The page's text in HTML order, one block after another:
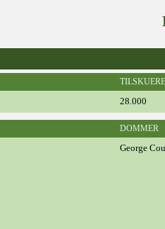
TILSKUERE
28.000
DOMMER
George